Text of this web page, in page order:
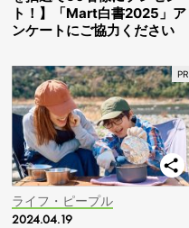
ト！】「Mart白書2025」ア
ンケートにご協力ください
ライフ・ピープル
2024.04.19